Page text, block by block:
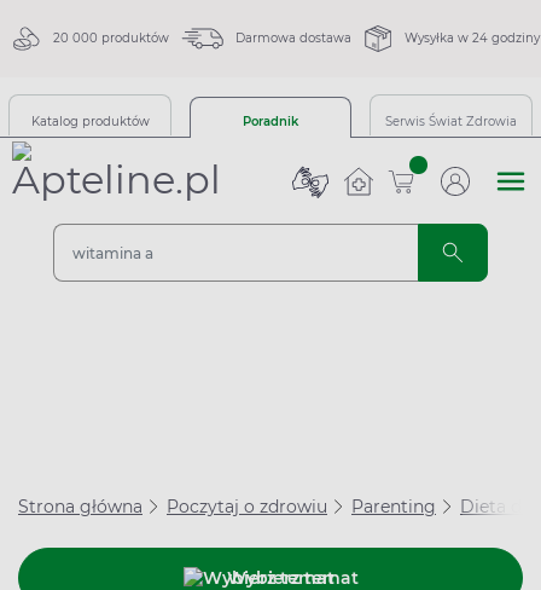
20 000 produktów Darmowa dostawa Wysyłka w 24 godziny
Katalog produktów Poradnik Serwis Świat Zdrowia
sztuk
Strona główna Poczytaj o zdrowiu Parenting Dieta
Wybierz temat